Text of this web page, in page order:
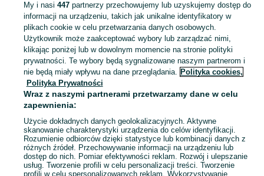
KATEGORIA
Sprzedaż pudełek do przechowywania Podlaskie ▶️ Szeroki wybór kolorów i kształtów ✅ Nowe i używane w atrakcyjnych cenach ☝ Sprawdź oferty na OLX.pl! Zobacz
Mapa kategorii
Mapa miejscowości
Mapa ministron
My i nasi 447partnerzy przechowujemy lub uzyskujemy dostęp do
informacji na urządzeniu, takich jak unikalne identyfikatory w
plikach cookie w celu przetwarzania danych osobowych.
Użytkownik może zaakceptować wybory lub zarządzać nimi,
klikając poniżej lub w dowolnym momencie na stronie polityki
prywatności. Te wybory będą sygnalizowane naszym partnerom i
nie będą miały wpływu na dane przeglądania. Polityka cookies,
Polityka Prywatności
Wraz z naszymi partnerami przetwarzamy dane w celu
zapewnienia:
Użycie dokładnych danych geolokalizacyjnych. Aktywne
skanowanie charakterystyki urządzenia do celów identyfikacji.
Rozumienie odbiorców dzięki statystyce lub kombinacji danych z
różnych źródeł. Przechowywanie informacji na urządzeniu lub
dostęp do nich. Pomiar efektywności reklam. Rozwój i ulepszanie
usług. Tworzenie profili w celu personalizacji treści. Tworzenie
profili w celu spersonalizowanych reklam. Wykorzystywanie